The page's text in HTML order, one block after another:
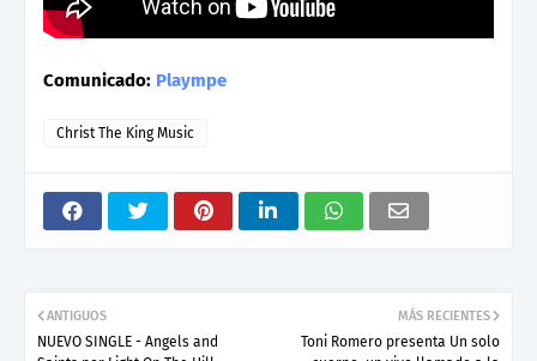
Comunicado: Plaympe
Christ The King Music
MÁS RECIENTES
Toni Romero presenta Un solo
ANTIGUOS
NUEVO SINGLE - Angels and